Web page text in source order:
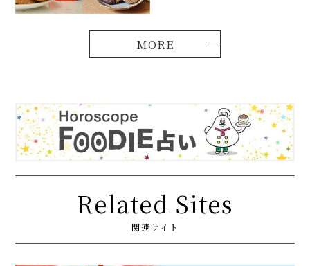
Related Sites
関連サイト